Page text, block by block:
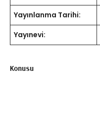
Yayınlanma Tarihi:
Yayınevi:
Konusu